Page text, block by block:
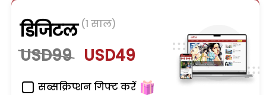
डिजिटल (1 साल)
USD99 USD49
सब्सक्रिप्शन गिफ्ट करें